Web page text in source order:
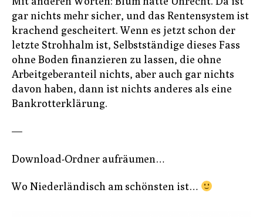
gar nichts mehr sicher, und das Rentensystem ist
krachend gescheitert. Wenn es jetzt schon der
letzte Strohhalm ist, Selbstständige dieses Fass
ohne Boden finanzieren zu lassen, die ohne
Arbeitgeberanteil nichts, aber auch gar nichts
davon haben, dann ist nichts anderes als eine
Bankrotterklärung.
—
Download-Ordner aufräumen…
Wo Niederländisch am schönsten ist…